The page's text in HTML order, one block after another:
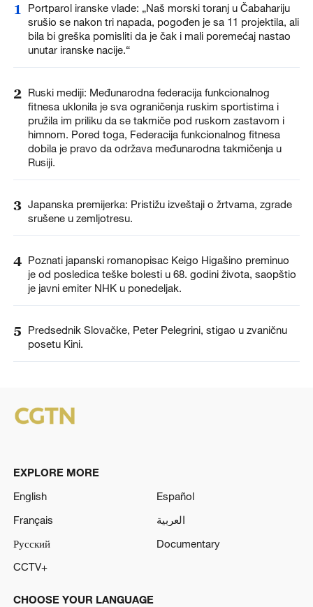
1
Portparol iranske vlade: „Naš morski toranj u Čabahariju
srušio se nakon tri napada, pogođen je sa 11 projektila, ali
bila bi greška pomisliti da je čak i mali poremećaj nastao
unutar iranske nacije.“
2 Ruski mediji: Međunarodna federacija funkcionalnog
fitnesa uklonila je sva ograničenja ruskim sportistima i
pružila im priliku da se takmiče pod ruskom zastavom i
himnom. Pored toga, Federacija funkcionalnog fitnesa
dobila je pravo da održava međunarodna takmičenja u
Rusiji.
3 Japanska premijerka: Pristižu izveštaji o žrtvama, zgrade
srušene u zemljotresu.
4 Poznati japanski romanopisac Keigo Higašino preminuo
je od posledica teške bolesti u 68. godini života, saopštio
je javni emiter NHK u ponedeljak.
5
Predsednik Slovačke, Peter Pelegrini, stigao u zvaničnu
posetu Kini.
EXPLORE MORE
English
Español
Français
العربية
Русский
Documentary
CCTV+
CHOOSE YOUR LANGUAGE